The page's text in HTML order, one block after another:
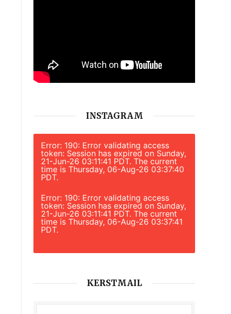
INSTAGRAM
Error: 190: Error validating access
token: Session has expired on Sunday,
21-Jun-26 03:11:41 PDT. The current
time is Thursday, 06-Aug-26 03:37:40
PDT.
Error: 190: Error validating access
token: Session has expired on Sunday,
21-Jun-26 03:11:41 PDT. The current
time is Thursday, 06-Aug-26 03:37:41
PDT.
KERSTMAIL